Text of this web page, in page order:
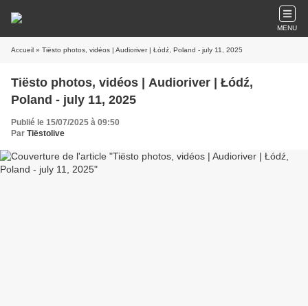
MENU
Accueil » Tiësto photos, vidéos | Audioriver | Łódź, Poland - july 11, 2025
Tiësto photos, vidéos | Audioriver | Łódź,
Poland - july 11, 2025
Publié le 15/07/2025 à 09:50
Par Tiëstolive